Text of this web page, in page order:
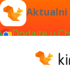
Aktualni
Dodajte u